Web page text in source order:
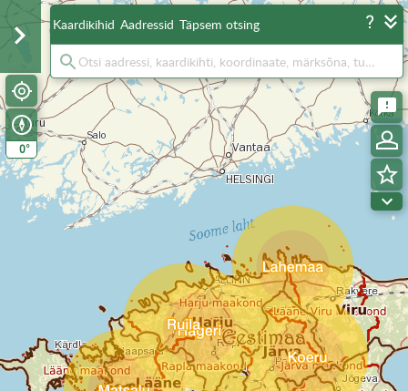
0°
Kaardikihid Aadressid Täpsem otsing